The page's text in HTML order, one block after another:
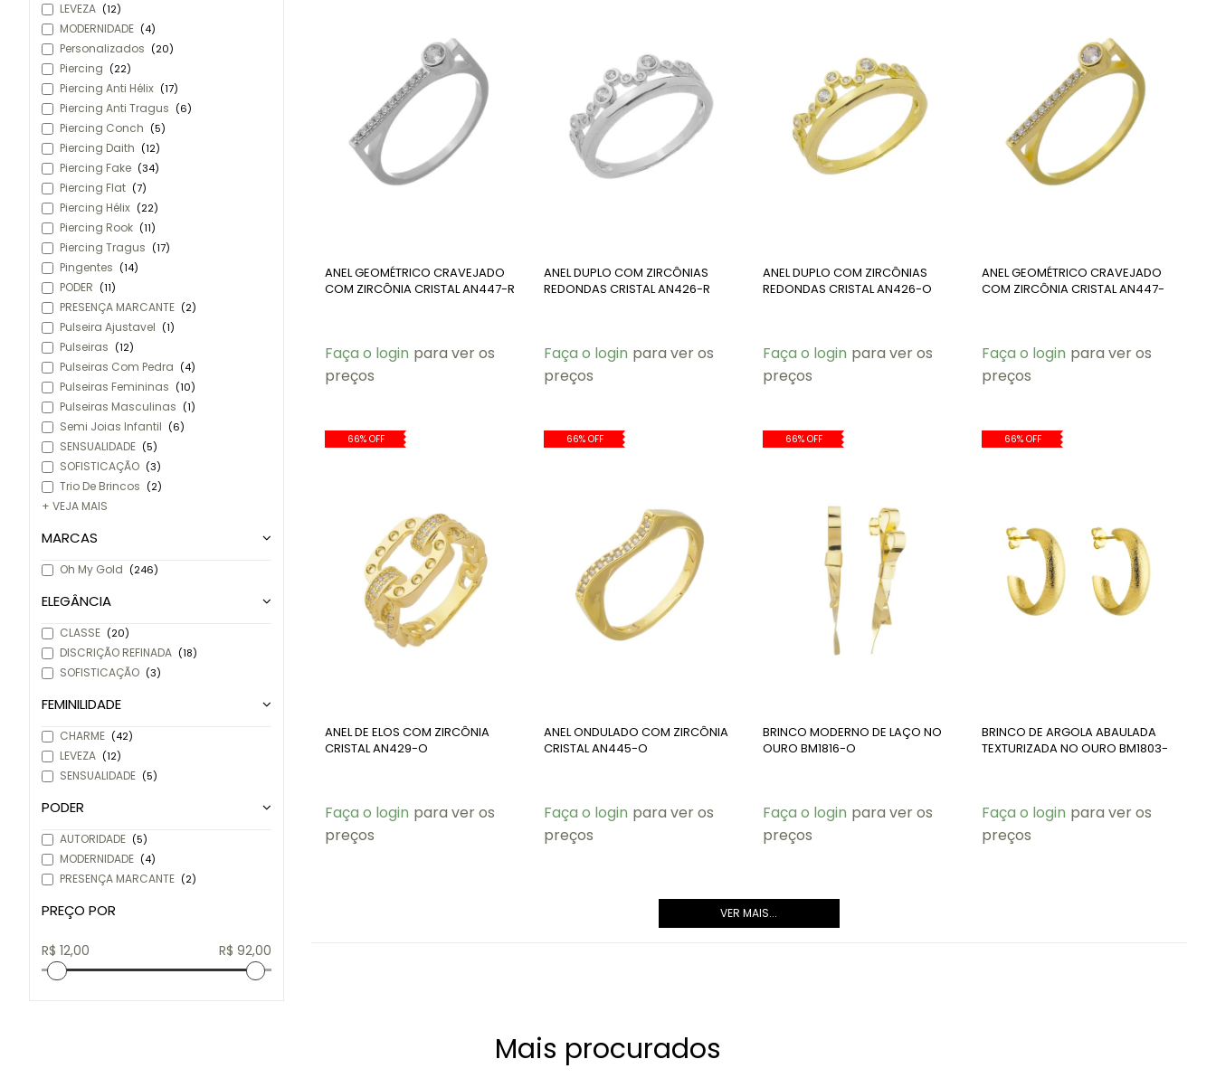
LEVEZA (12)
MODERNIDADE (4)
Personalizados (20)
Piercing (22)
Piercing Anti Hélix (17)
Piercing Anti Tragus (6)
Piercing Conch (5)
Piercing Daith (12)
Piercing Fake (34)
Piercing Flat (7)
Piercing Hélix (22)
Piercing Rook (11)
Piercing Tragus (17)
Pingentes (14)
PODER (11)
PRESENÇA MARCANTE (2)
Pulseira Ajustavel (1)
Pulseiras (12)
Pulseiras Com Pedra (4)
Pulseiras Femininas (10)
Pulseiras Masculinas (1)
Semi Joias Infantil (6)
SENSUALIDADE (5)
SOFISTICAÇÃO (3)
Trio De Brincos (2)
+ VEJA MAIS
MARCAS
Oh My Gold (246)
ELEGÂNCIA
CLASSE (20)
DISCRIÇÃO REFINADA (18)
SOFISTICAÇÃO (3)
FEMINILIDADE
CHARME (42)
LEVEZA (12)
SENSUALIDADE (5)
PODER
AUTORIDADE (5)
MODERNIDADE (4)
PRESENÇA MARCANTE (2)
PREÇO POR
ANEL GEOMÉTRICO CRAVEJADO
COM ZIRCÔNIA CRISTAL AN447-R
Faça o login para ver os
preços
ANEL DUPLO COM ZIRCÔNIAS
REDONDAS CRISTAL AN426-R
Faça o login para ver os
preços
ANEL DUPLO COM ZIRCÔNIAS
REDONDAS CRISTAL AN426-O
Faça o login para ver os
preços
ANEL GEOMÉTRICO CRAVEJADO
COM ZIRCÔNIA CRISTAL AN447-
Faça o login para ver os
preços
66% OFF
ANEL DE ELOS COM ZIRCÔNIA
CRISTAL AN429-O
Faça o login para ver os
preços
66% OFF
ANEL ONDULADO COM ZIRCÔNIA
CRISTAL AN445-O
Faça o login para ver os
preços
66% OFF
BRINCO MODERNO DE LAÇO NO
OURO BM1816-O
Faça o login para ver os
preços
66% OFF
BRINCO DE ARGOLA ABAULADA
TEXTURIZADA NO OURO BM1803-
Faça o login para ver os
preços
VER MAIS...
Mais procurados